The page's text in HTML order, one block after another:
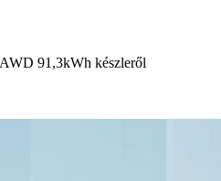
91,3kWh készleről